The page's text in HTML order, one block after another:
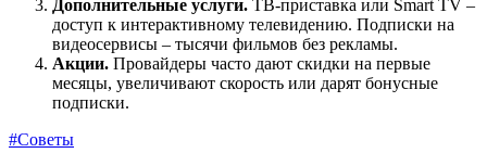
Дополнительные услуги. ТВ-приставка или Smart TV –
доступ к интерактивному телевидению. Подписки на
видеосервисы – тысячи фильмов без рекламы.
Акции. Провайдеры часто дают скидки на первые
месяцы, увеличивают скорость или дарят бонусные
подписки.
#Советы